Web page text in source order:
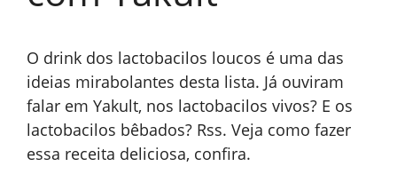
O drink dos lactobacilos loucos é uma das
ideias mirabolantes desta lista. Já ouviram
falar em Yakult, nos lactobacilos vivos? E os
lactobacilos bêbados? Rss. Veja como fazer
essa receita deliciosa, confira.